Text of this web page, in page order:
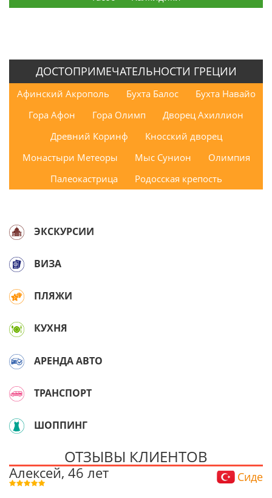
ДОСТОПРИМЕЧАТЕЛЬНОСТИ ГРЕЦИИ
Афинский Акрополь Бухта Балос
Бухта Навайо
Гора Афон
Гора Олимп
Дворец Ахиллион
Древний Коринф
Кносский дворец
Монастыри Метеоры
Мыс Сунион
Олимпия
Палеокастрица
Родосская крепость
ЭКСКУРСИИ
ВИЗА
ПЛЯЖИ
КУХНЯ
АРЕНДА АВТО
ТРАНСПОРТ
ШОППИНГ
ОТЗЫВЫ КЛИЕНТОВ
Алексей, 46 лет Сиде